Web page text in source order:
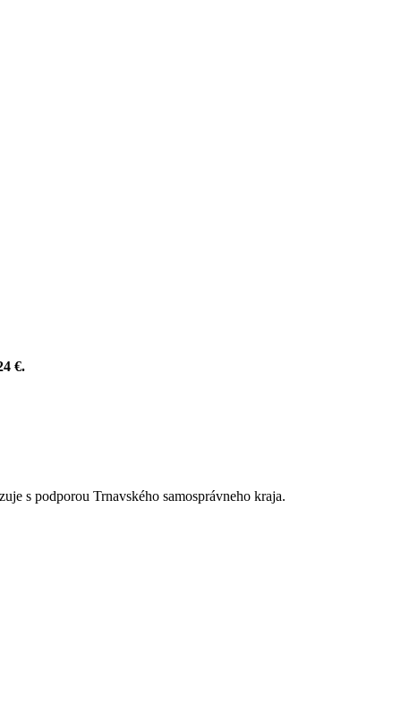
€.
s podporou Trnavského samosprávneho kraja.